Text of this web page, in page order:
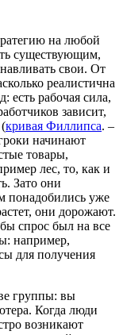
на любой
существующим,
свои. От
реалистична
есть рабочая сила,
зависит,
кривая Филлипса. –
начинают
товары,
лес, то, как и
Зато они
понадобились уже
они дорожают.
спрос был на все
например,
для получения
группы: вы
Когда люди
возникают